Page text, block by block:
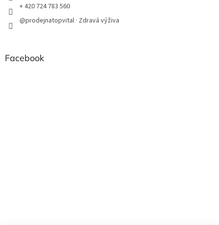
+ 420 724 783 560
@prodejnatopvital · Zdravá výživa
Facebook